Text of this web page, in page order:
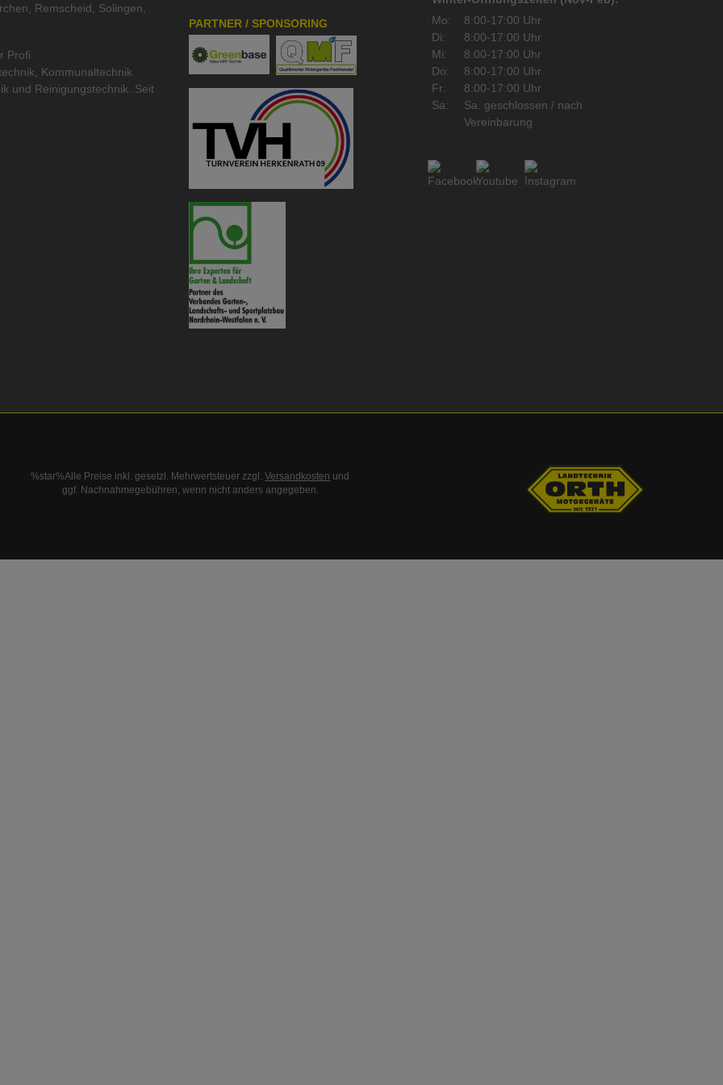
Remscheid, Solingen,
Profi
Kommunaltechnik
und Reinigungstechnik . Seit
PARTNER / SPONSORING
Mo:
8:00-17:00 Uhr
Di:
8:00-17:00 Uhr
Mi:
8:00-17:00 Uhr
Do:
8:00-17:00 Uhr
Fr:
8:00-17:00 Uhr
Sa:
Sa. geschlossen / nach
Vereinbarung
%star%Alle Preise inkl. gesetzl. Mehrwertsteuer zzgl.Versandkosten und
ggf. Nachnahmegebühren, wenn nicht anders angegeben.